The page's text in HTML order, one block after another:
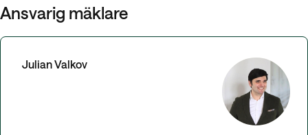
Ansvarig mäklare
Julian Valkov